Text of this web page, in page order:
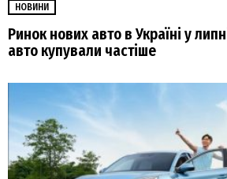
НОВИНИ
Ринок нових авто в Україні у
авто купували частіше